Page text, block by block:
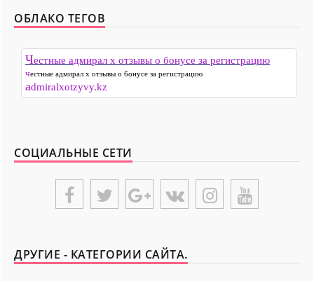
ОБЛАКО ТЕГОВ
Честные адмирал х отзывы о бонусе за регистрацию
честные адмирал х отзывы о бонусе за регистрацию
admiralxotzyvy.kz
СОЦИАЛЬНЫЕ СЕТИ
ДРУГИЕ - КАТЕГОРИИ САЙТА.